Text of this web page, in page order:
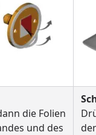
die Folien
und des